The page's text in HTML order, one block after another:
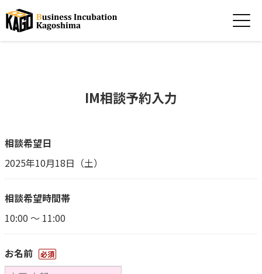
IM相談予約入力
相談希望日
2025年10月18日（土）
相談希望時間帯
10:00 ～ 11:00
お名前 必須